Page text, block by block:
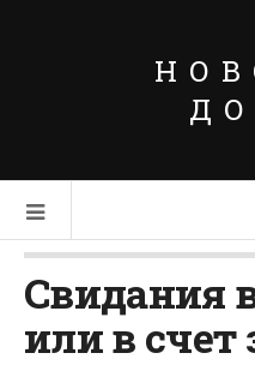
Свидания
или в счет